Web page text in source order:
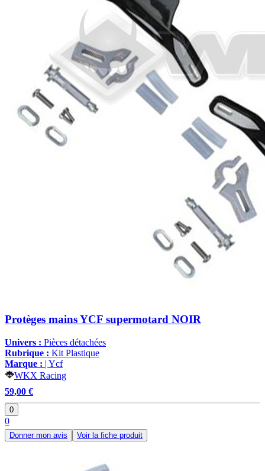
Protèges mains YCF supermotard NOIR
Univers : Pièces détachées
Rubrique : Kit Plastique
Marque : | Ycf
WKX Racing
59,00 €
0
0
Donner mon avis Voir la fiche produit